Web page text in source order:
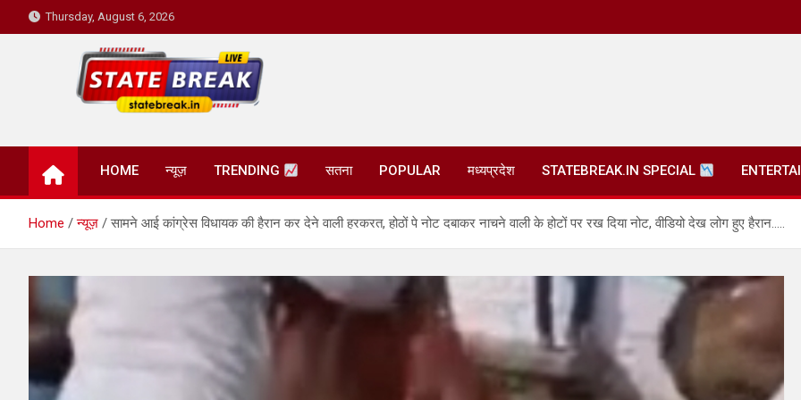
to
Thursday, August 6, 2026
State Break
HOME न्यूज़ TRENDING सतना POPULAR मध्यप्रदेश STATEBREAK.IN SPECIAL
Home न्यूज़ सामने आई कांग्रेस विधायक की हैरान कर देने वाली हरकरत, होठों पे नोट दबाकर नाचने वाली के होटों पर रख दिया नोट, वीडियो देख लोग हुए हैरान…..